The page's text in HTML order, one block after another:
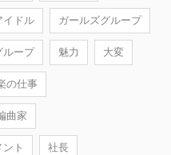
イドル ガールズグループ
ループ 魅力 大変
の仕事
曲家
ト 社長